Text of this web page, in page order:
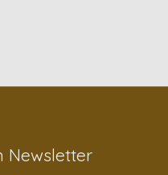
Newsletter